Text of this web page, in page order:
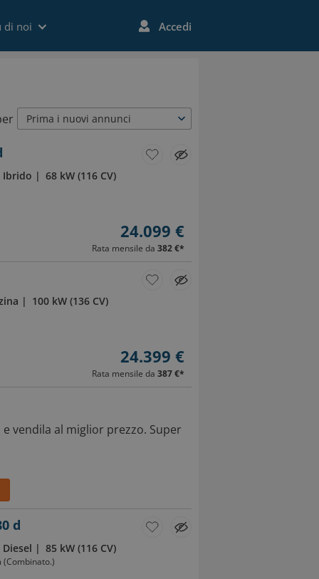
di noi Accedi
Prima i nuovi annunci
Ibrido 68 kW (116 CV)
24.099 €
Rata mensile da 382 €*
100 kW (136 CV)
24.399 €
Rata mensile da 387 €*
vendila al miglior prezzo. Super
d
Diesel 85 kW (116 CV)
(Combinato.)